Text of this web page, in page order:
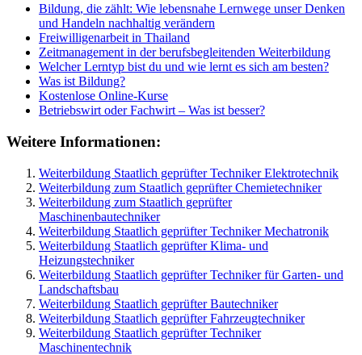
Bildung, die zählt: Wie lebensnahe Lernwege unser Denken
und Handeln nachhaltig verändern
Freiwilligenarbeit in Thailand
Zeitmanagement in der berufsbegleitenden Weiterbildung
Welcher Lerntyp bist du und wie lernt es sich am besten?
Was ist Bildung?
Kostenlose Online-Kurse
Betriebswirt oder Fachwirt – Was ist besser?
Weitere Informationen:
Weiterbildung Staatlich geprüfter Techniker Elektrotechnik
Weiterbildung zum Staatlich geprüfter Chemietechniker
Weiterbildung zum Staatlich geprüfter
Maschinenbautechniker
Weiterbildung Staatlich geprüfter Techniker Mechatronik
Weiterbildung Staatlich geprüfter Klima- und
Heizungstechniker
Weiterbildung Staatlich geprüfter Techniker für Garten- und
Landschaftsbau
Weiterbildung Staatlich geprüfter Bautechniker
Weiterbildung Staatlich geprüfter Fahrzeugtechniker
Weiterbildung Staatlich geprüfter Techniker
Maschinentechnik